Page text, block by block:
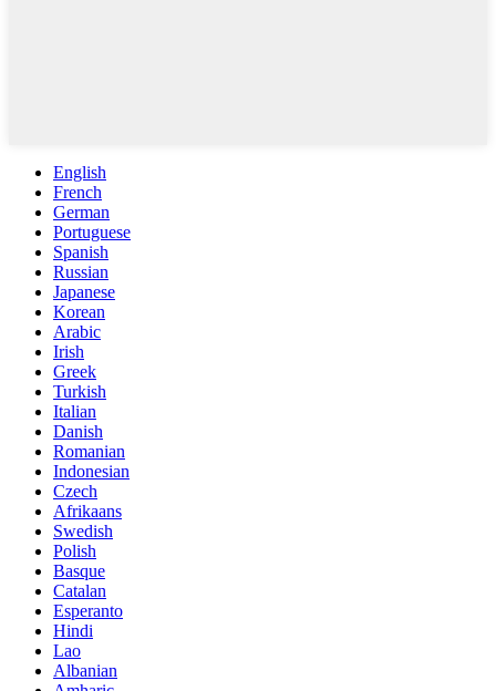
English
French
German
Portuguese
Spanish
Russian
Japanese
Korean
Arabic
Irish
Greek
Turkish
Italian
Danish
Romanian
Indonesian
Czech
Afrikaans
Swedish
Polish
Basque
Catalan
Esperanto
Hindi
Lao
Albanian